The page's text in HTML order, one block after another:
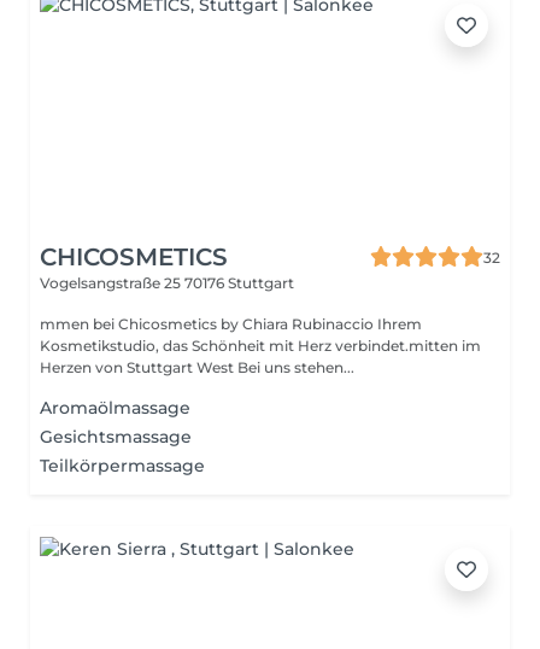
CHICOSMETICS
32
Vogelsangstraße 25 70176 Stuttgart
mmen bei Chicosmetics by Chiara Rubinaccio Ihrem
Kosmetikstudio, das Schönheit mit Herz verbindet.mitten im
Herzen von Stuttgart West Bei uns stehen...
Aromaölmassage
Gesichtsmassage
Teilkörpermassage